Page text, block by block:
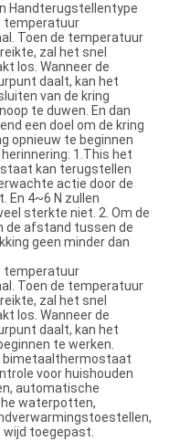
Handterugstellentype
temperatuur
Toen de temperatuur
zal het snel
los. Wanneer de
daalt, kan het
van de kring
te duwen. En dan
een doel om de kring
opnieuw te beginnen
1.This het
kan terugstellen
actie door de
En 4~6 N zullen
sterkte niet. 2. Om de
de afstand tussen de
geen minder dan
temperatuur
Toen de temperatuur
zal het snel
los. Wanneer de
daalt, kan het
te werken.
bimetaalthermostaat
voor huishouden
automatische
waterpotten,
toegepast.